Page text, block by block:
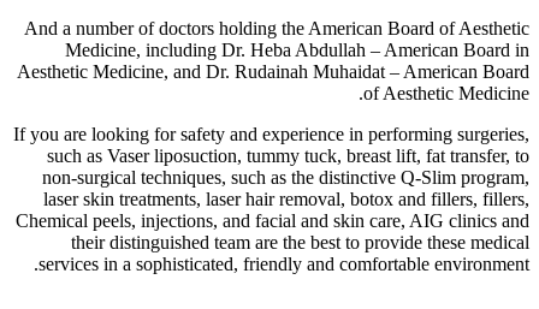
And a number of doctors holding the American Board of Aesthetic
Medicine, including Dr. Heba Abdullah – American Board in
Aesthetic Medicine, and Dr. Rudainah Muhaidat – American Board
of Aesthetic Medicine.
If you are looking for safety and experience in performing surgeries,
such as Vaser liposuction, tummy tuck, breast lift, fat transfer, to
non-surgical techniques, such as the distinctive Q-Slim program,
laser skin treatments, laser hair removal, botox and fillers, fillers,
Chemical peels, injections, and facial and skin care, AIG clinics and
their distinguished team are the best to provide these medical
services in a sophisticated, friendly and comfortable environment.